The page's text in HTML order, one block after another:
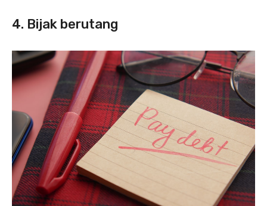
4. Bijak berutang